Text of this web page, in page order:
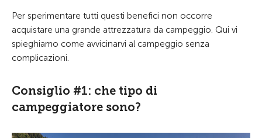
Per sperimentare tutti questi benefici non occorre
acquistare una grande attrezzatura da campeggio. Qui vi
spieghiamo come avvicinarvi al campeggio senza
complicazioni.
Consiglio #1: che tipo di
campeggiatore sono?